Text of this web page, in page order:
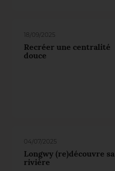
18/09/2025
Recréer une centralité
douce
04/07/2025
Longwy (re)découvre sa
rivière